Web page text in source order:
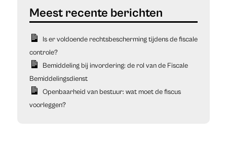
Is er voldoende rechtsbescherming tijdens de fiscale
controle?
Bemiddeling bij invordering: de rol van de Fiscale
Bemiddelingsdienst
Openbaarheid van bestuur: wat moet de fiscus
voorleggen?